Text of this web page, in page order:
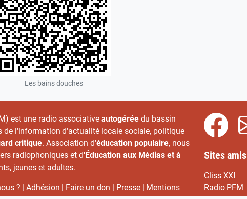
Les bains douches
est une radio associative autogérée du bassin
de l'information d'actualité locale sociale, politique
critique. Association d'éducation populaire, nous
radiophoniques et d'Éducation aux Médias et à
jeunes et adultes.
? | Adhésion | Faire un don | Presse | Mentions
Sites amis
Cliss XXI
Radio PFM